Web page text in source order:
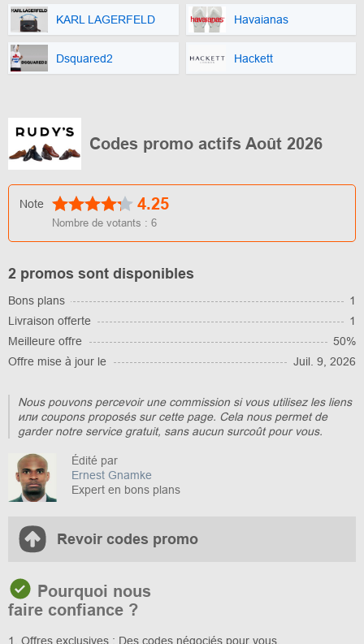
KARL LAGERFELD Havaianas
Dsquared2 Hackett
Codes promo actifs Août 2026
Note 4.25
Nombre de votants : 6
2 promos sont disponibles
Bons plans
1
Livraison offerte
1
Meilleure offre
50%
Offre mise à jour le
Juil. 9, 2026
Nous pouvons percevoir une commission si vous utilisez les liens
или coupons proposés sur cette page. Cela nous permet de
garder notre service gratuit, sans aucun surcoût pour vous.
Édité par
Ernest Gnamke
Expert en bons plans
Revoir codes promo
Pourquoi nous
faire confiance ?
1. Offres exclusives : Des codes négociés pour vous.